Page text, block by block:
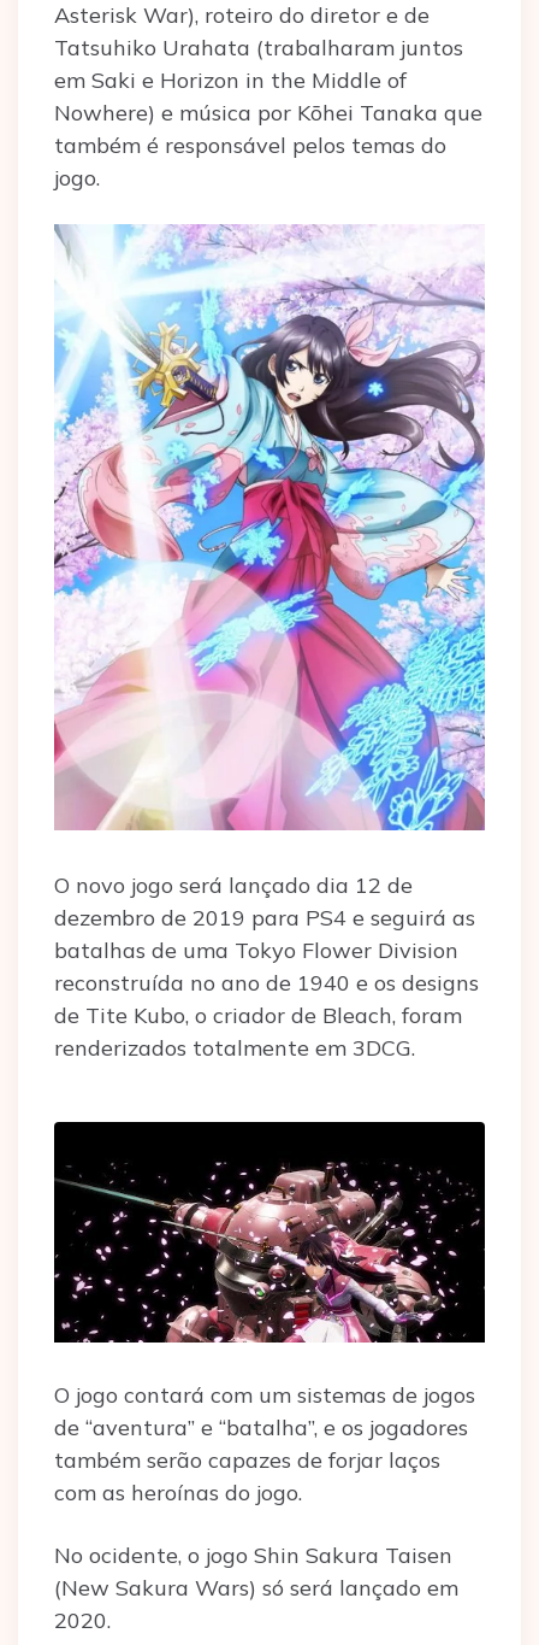
Asterisk War), roteiro do diretor e de
Tatsuhiko Urahata (trabalharam juntos
em Saki e Horizon in the Middle of
Nowhere) e música por Kōhei Tanaka que
também é responsável pelos temas do
jogo.
O novo jogo será lançado dia 12 de
dezembro de 2019 para PS4 e seguirá as
batalhas de uma Tokyo Flower Division
reconstruída no ano de 1940 e os designs
de Tite Kubo, o criador de Bleach, foram
renderizados totalmente em 3DCG.
O jogo contará com um sistemas de jogos
de “aventura” e “batalha”, e os jogadores
também serão capazes de forjar laços
com as heroínas do jogo.
No ocidente, o jogo Shin Sakura Taisen
(New Sakura Wars) só será lançado em
2020.